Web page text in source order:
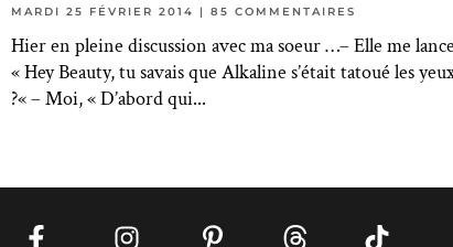
MARDI 25 FÉVRIER 2014 85 COMMENTAIRES
Hier en pleine discussion avec ma soeur …– Elle me lance
« Hey Beauty, tu savais que Alkaline s’était tatoué les
?« – Moi, « D’abord qui